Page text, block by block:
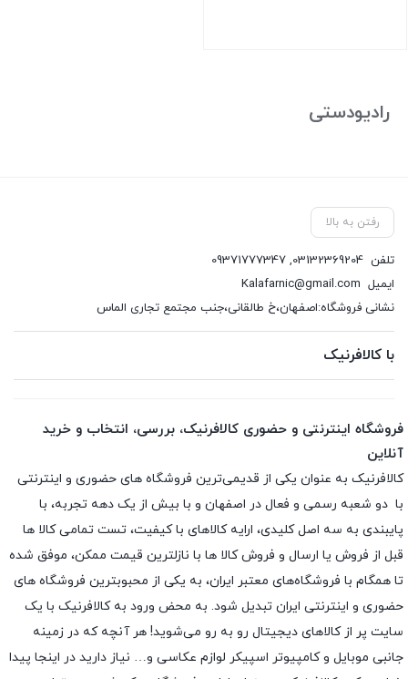
رادیودستی
رفتن به بالا
تلفن 03132369204
,
09371777347
ایمیل Kalafarnic@gmail.com
نشانی فروشگاه:اصفهان،خ طالقانی،جنب مجتمع تجاری الماس
با کالافرنیک
فروشگاه اینترنتی و حضوری کالافرنیک، بررسی، انتخاب و خرید
آنلاین
کالافرنیک به عنوان یکی از قدیمی‌ترین فروشگاه های حضوری و اینترنتی
با دو شعبه رسمی و فعال در اصفهان و با بیش از یک دهه تجربه، با
پایبندی به سه اصل کلیدی، ارایه کالاهای با کیفیت، تست تمامی کالا ها
قبل از فروش یا ارسال و فروش کالا ها با نازلترین قیمت ممکن، موفق شده
تا همگام با فروشگاه‌های معتبر ایران، به یکی از محبوبترین فروشگاه های
حضوری و اینترنتی ایران تبدیل شود. به محض ورود به کالافرنیک با یک
سایت پر از کالاهای دیجیتال رو به رو می‌شوید! هر آنچه که در زمینه
جانبی موبایل و کامپیوتر اسپیکر لوازم عکاسی و… نیاز دارید در اینجا پیدا